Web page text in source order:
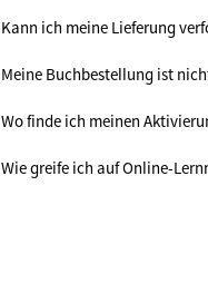
Kann ich meine Lieferung
Meine Buchbestellung ist
Wo finde ich meinen
Wie greife ich auf Online-